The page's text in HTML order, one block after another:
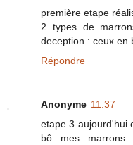
première etape
2 types de
deception : ceux en
Répondre
Anonyme 11:37
etape 3 aujourd'hui
bô mes